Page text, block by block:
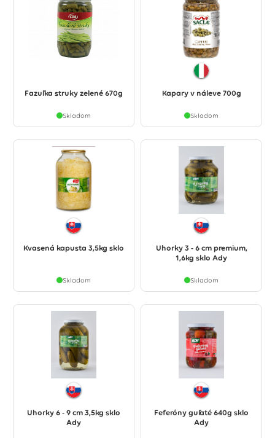
Fazuľka struky zelené 670g
Skladom
Kapary v náleve 700g
Skladom
Kvasená kapusta 3,5kg sklo
Skladom
Uhorky 3 - 6 cm premium,
1,6kg sklo Ady
Skladom
Uhorky 6 - 9 cm 3,5kg sklo
Ady
Feferóny guľaté 640g sklo
Ady